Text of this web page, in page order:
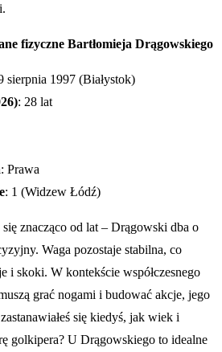
fizyczne Bartłomieja Drągowskiego
sierpnia 1997 (Białystok)
: 28 lat
: Prawa
: 1 (Widzew Łódź)
znacząco od lat – Drągowski dba o
Waga pozostaje stabilna, co
i skoki. W kontekście współczesnego
grać nogami i budować akcje, jego
się kiedyś, jak wiek i
golkipera? U Drągowskiego to idealne